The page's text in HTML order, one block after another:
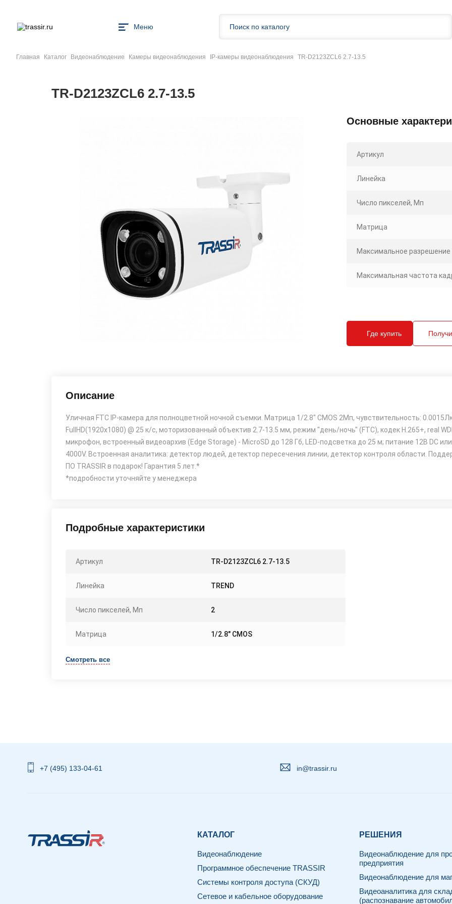
Меню
Главная Каталог Видеонаблюдение Камеры видеонаблюдения IP-камеры видеонаблюдения TR-D2123ZCL6 2.7-13.5
TR-D2123ZCL6 2.7-13.5
Основные
Артикул
Линейка
Число пикселей, Мп
Матрица
Максимальное разрешение
Максимальная частота
Где купить
Описание
Уличная FTC IP-камера для полноцветной ночной съемки. Матрица 1/2.8" CMOS 2Мп, чувствительность:
FullHD(1920x1080) @ 25 к/с, моторизованный объектив 2.7-13.5 мм, режим "день/ночь" (FTC), кодек H.265+, real
микрофон, встроенный видеоархив (Edge Storage) - MicroSD до 128 Гб, LED-подсветка до 25 м; питание 12В DC или
4000V. Встроенная аналитика: детектор людей, детектор пересечения линии, детектор контроля области.
ПО TRASSIR в подарок! Гарантия 5 лет.*
*подробности уточняйте у менеджера
Подробные характеристики
Артикул TR-D2123ZCL6 2.7-13.5
Линейка TREND
Число пикселей, Мп 2
Матрица 1/2.8" CMOS
Смотреть все
+7 (495) 133-04-61 in@trassir.ru
КАТАЛОГ
Видеонаблюдение
Программное обеспечение TRASSIR
Системы контроля доступа (СКУД)
Сетевое и кабельное оборудование
РЕШЕНИЯ
Видеонаблюдение для
предприятия
Видеонаблюдение для
Видеоаналитика для
(распознавание